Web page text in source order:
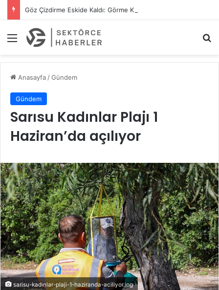
Menü
Anasayfa/Gündem
Gündem
Sarısu Kadınlar Plajı 1
Haziran’da açılıyor
sarisu-kadinlar-plaji-1-haziranda-aciliyor.jpg